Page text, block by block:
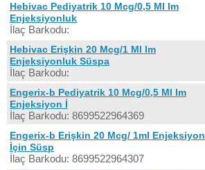
Hebivac Pediyatrik 10 Mcg/0,5 Ml Im
Enjeksiyonluk
İlaç Barkodu:
Hebivac Erişkin 20 Mcg/1 Ml Im
Enjeksiyonluk Süspa
İlaç Barkodu:
Engerix-b Pediyatrik 10 Mcg/0,5 Ml Im
Enjeksiyon İ
İlaç Barkodu: 8699522964369
Engerix-b Erişkin 20 Mcg/ 1ml Enjeksiyon
İçin Süsp
İlaç Barkodu: 8699522964307